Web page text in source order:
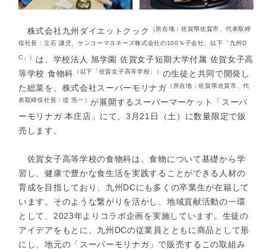
株式会社九州ダイエットクック （所在地：佐賀県佐賀市、代表取締
役社長：立石 謙児、ケンコーマヨネーズ株式会社の100％子会社、以下「九州D
C」） は、学校法人 旭学園 佐賀女子短期大学付属 佐賀女子高
等学校 食物科 （以下「佐賀女子高等学校」） の生徒と共同で開発し
た総菜を、株式会社スーパーモリナガ（所在地：佐賀県佐賀市、代
表取締役社長：堤 浩一）が展開するスーパーマーケット「スーパ
ーモリナガ 本庄店」にて、3月21日（土）に数量限定で販
売します。
佐賀女子高等学校の食物科は、食物について基礎から学
習し、健康で豊かな食生活を実践することができる人材の
育成を目指しており、九州DCにも多くの卒業生が在籍して
います。そのような繋がりを活かし、地域貢献活動の一環
として、2023年よりコラボ企画を実施しています。生徒の
アイデアをもとに、九州DCの従業員とともに商品として形
にし、地元の「スーパーモリナガ」で販売するこの取組み